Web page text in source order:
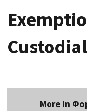
More In